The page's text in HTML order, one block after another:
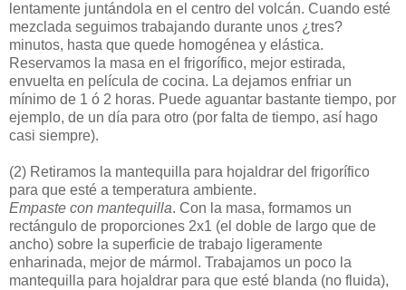
lentamente juntándola en el centro del volcán. Cuando esté
mezclada seguimos trabajando durante unos ¿tres?
minutos, hasta que quede homogénea y elástica.
Reservamos la masa en el frigorífico, mejor estirada,
envuelta en película de cocina. La dejamos enfriar un
mínimo de 1 ó 2 horas. Puede aguantar bastante tiempo, por
ejemplo, de un día para otro (por falta de tiempo, así hago
casi siempre).
(2) Retiramos la mantequilla para hojaldrar del frigorífico
para que esté a temperatura ambiente.
Empaste con mantequilla. Con la masa, formamos un
rectángulo de proporciones 2x1 (el doble de largo que de
ancho) sobre la superficie de trabajo ligeramente
enharinada, mejor de mármol. Trabajamos un poco la
mantequilla para hojaldrar para que esté blanda (no fluida),